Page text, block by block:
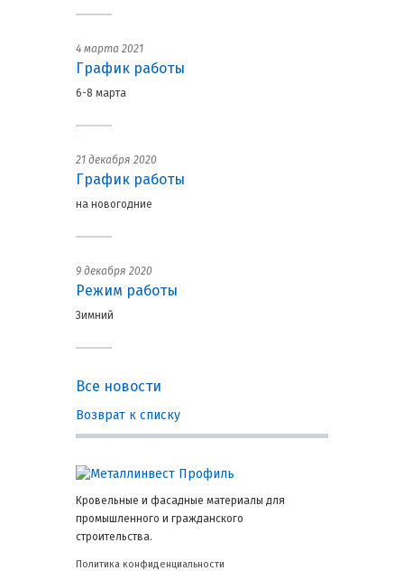
4 марта 2021
График работы
6-8 марта
21 декабря 2020
График работы
на новогодние
9 декабря 2020
Режим работы
Зимний
Все новости
Возврат к списку
Кровельные и фасадные материалы для
промышленного и гражданского
строительства.
Политика конфиденциальности